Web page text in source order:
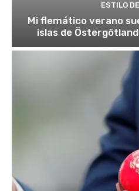
ESTILO
Mi flemático verano
islas de